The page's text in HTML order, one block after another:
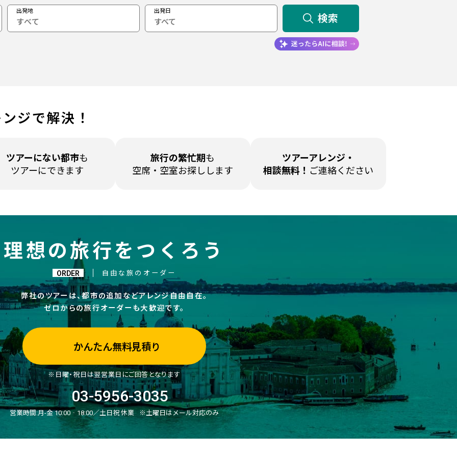
出発地 出発日
すべて 検索
ジで解決！
ツアーにない都市も
ツアーにできます
旅行の繁忙期も
空席・空室お探しします
ツアーアレンジ・
相談無料！ ご連絡ください
理想の旅行をつくろう
ORDER 自由な旅のオーダー
弊社のツアーは、都市の追加などアレンジ自由自在。
ゼロからの旅行オーダーも大歓迎です。
かんたん無料見積り
※日曜・祝日は翌営業日にご回答となります
03-5956-3035
営業時間:月-金 10:00‐18:00／土日祝 休業 ※土曜日はメール対応のみ